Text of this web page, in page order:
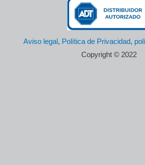
Aviso legal , Política de Privacidad,
Copyright © 2022